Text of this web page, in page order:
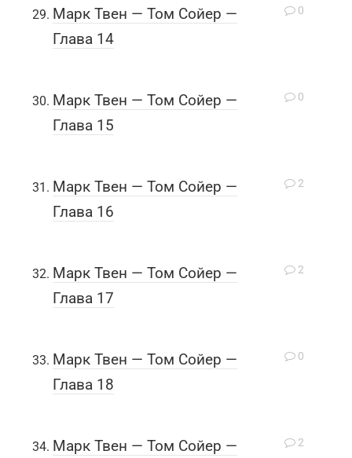
0
Марк Твен — Том Сойер —
Глава 14
0
Марк Твен — Том Сойер —
Глава 15
2
Марк Твен — Том Сойер —
Глава 16
2
Марк Твен — Том Сойер —
Глава 17
0
Марк Твен — Том Сойер —
Глава 18
2
Марк Твен — Том Сойер —